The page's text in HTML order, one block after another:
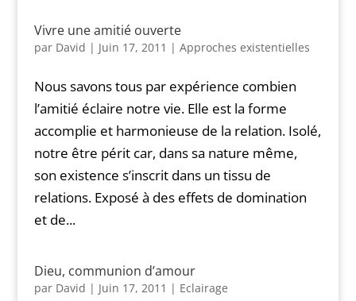
Vivre une amitié ouverte
par David | Juin 17, 2011 | Approches existentielles
Nous savons tous par expérience combien
l’amitié éclaire notre vie. Elle est la forme
accomplie et harmonieuse de la relation. Isolé,
notre être périt car, dans sa nature même,
son existence s’inscrit dans un tissu de
relations. Exposé à des effets de domination
et de...
Dieu, communion d’amour
par David | Juin 17, 2011 | Eclairage